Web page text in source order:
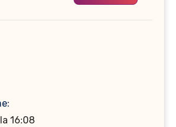
16:08